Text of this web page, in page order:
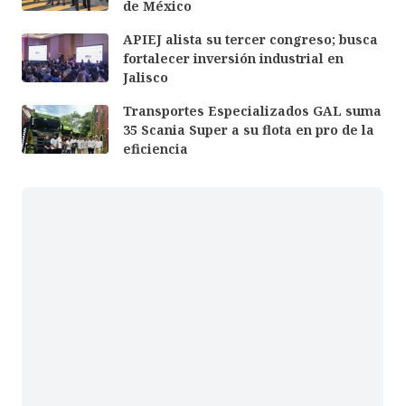
de México
APIEJ alista su tercer congreso; busca
fortalecer inversión industrial en
Jalisco
Transportes Especializados GAL suma
35 Scania Super a su flota en pro de la
eficiencia